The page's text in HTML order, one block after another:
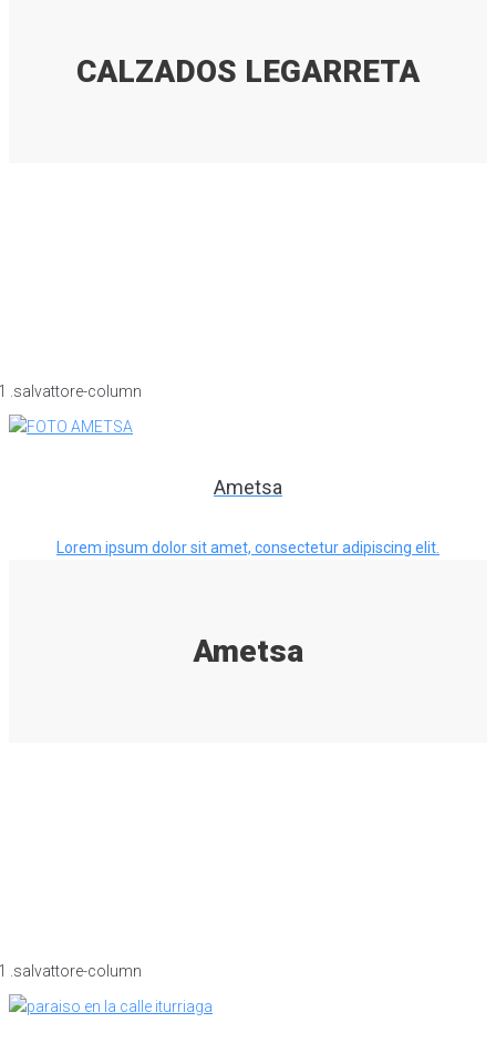
CALZADOS LEGARRETA
Ametsa
Lorem ipsum dolor sit amet, consectetur adipiscing elit.
Ametsa